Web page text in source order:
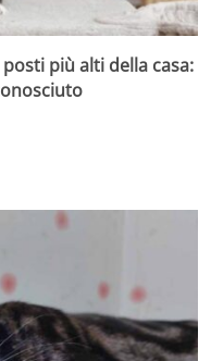
più alti della casa: